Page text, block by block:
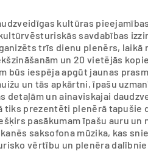
kultūras
savdabības
trīs dienu plenērs, laikā
un 20 vietējās
būs iespēja apgūt jaunas
un tās apkārtni, īpašu
un ainaviskajai
tiks prezentēti plenērā tapušie
pasākumam īpašu auru un
saksofona mūzika, kas
vērtību un plenēra